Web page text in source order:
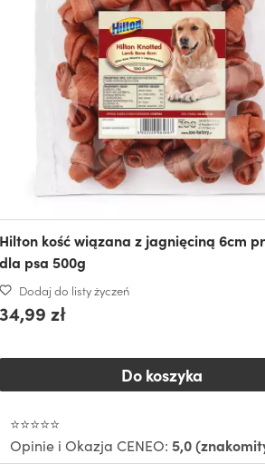
Hilton kość wiązana z jagnięciną 6cm
dla psa 500g
Dodaj do listy życzeń
34,99 zł
Do koszyka
⭐⭐⭐⭐⭐
Opinie i Okazja CENEO: 5,0